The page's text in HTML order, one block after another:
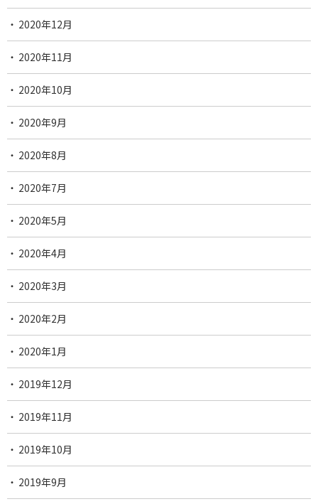
2020年12月
2020年11月
2020年10月
2020年9月
2020年8月
2020年7月
2020年5月
2020年4月
2020年3月
2020年2月
2020年1月
2019年12月
2019年11月
2019年10月
2019年9月